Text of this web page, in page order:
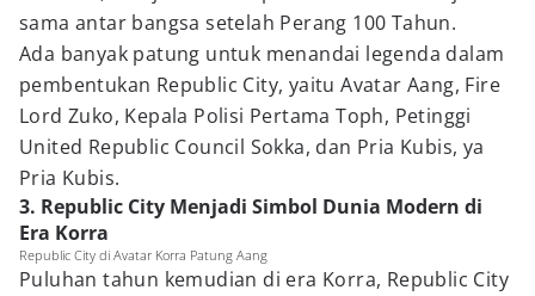
sama antar bangsa setelah Perang 100 Tahun.
Ada banyak patung untuk menandai legenda dalam
pembentukan Republic City, yaitu Avatar Aang, Fire
Lord Zuko, Kepala Polisi Pertama Toph, Petinggi
United Republic Council Sokka, dan Pria Kubis, ya
Pria Kubis.
3. Republic City Menjadi Simbol Dunia Modern di
Era Korra
Republic City di Avatar Korra Patung Aang
Puluhan tahun kemudian di era Korra, Republic City